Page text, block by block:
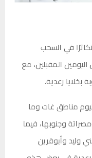
في السحب
المقبلين، مع
رعدية.
مناطق غات وما
وجنوبها، فيما
وليد وأبوقرين